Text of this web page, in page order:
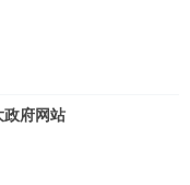
府网站